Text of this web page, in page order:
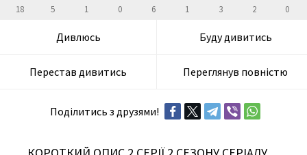
18 5 1 0 6 1 3 2 0
Дивлюсь Буду дивитись
Перестав дивитись Переглянув повністю
Поділитись з друзями!